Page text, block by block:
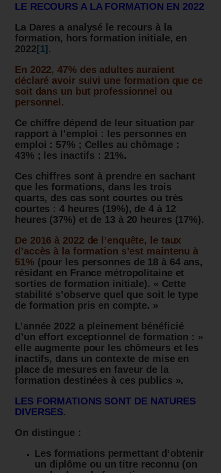
LE RECOURS A LA FORMATION EN 2022
La Dares a analysé le recours à la
formation, hors formation initiale, en
2022 [1] .
En 2022, 47% des adultes auraient
déclaré avoir suivi une formation que ce
soit dans un but professionnel ou
personnel.
Ce chiffre dépend de leur situation par
rapport à l’emploi : les personnes en
emploi : 57% ; Celles au chômage :
43% ; les inactifs : 21%.
Ces chiffres sont à prendre en sachant
que les formations, dans les trois
quarts, des cas sont courtes ou très
courtes : 4 heures (19%), de 4 à 12
heures (37%) et de 13 à 20 heures (17%).
De 2016 à 2022 de l’enquête, le taux
d’accès à la formation s’est maintenu à
51% (pour les personnes de 18 à 64 ans,
résidant en France métropolitaine et
sorties de formation initiale). « Cette
stabilité s’observe quel que soit le type
de formation pris en compte. »
L’année 2022 a pleinement bénéficié
d’un effort exceptionnel de formation : »
elle augmente pour les chômeurs et les
inactifs, dans un contexte de mise en
place de mesures en faveur de la
formation destinées à ces publics ».
LES FORMATIONS SONT DE NATURES
DIVERSES.
On distingue :
Les formations permettant d’obtenir
un diplôme ou un titre reconnu (on